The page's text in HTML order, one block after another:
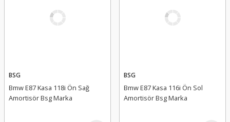
BSG
Bmw E87 Kasa 118i Ön Sağ
Amortisör Bsg Marka
BSG
Bmw E87 Kasa 116i Ön Sol
Amortisör Bsg Marka